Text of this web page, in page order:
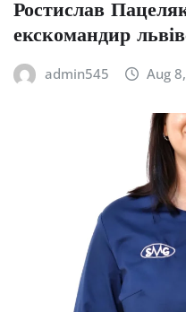
Ростислав
екскомандир
admin545 Aug